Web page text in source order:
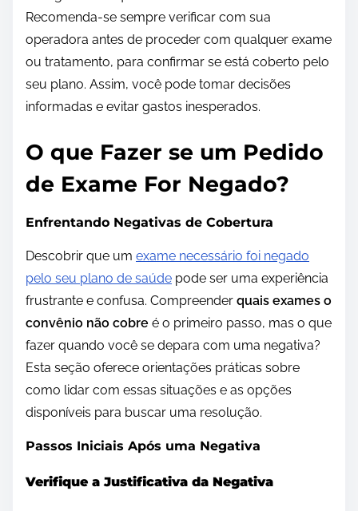
Recomenda-se sempre verificar com sua
operadora antes de proceder com qualquer exame
ou tratamento, para confirmar se está coberto pelo
seu plano. Assim, você pode tomar decisões
informadas e evitar gastos inesperados.
O que Fazer se um Pedido
de Exame For Negado?
Enfrentando Negativas de Cobertura
Descobrir que um exame necessário foi negado
pelo seu plano de saúde pode ser uma experiência
frustrante e confusa. Compreender quais exames o
convênio não cobre é o primeiro passo, mas o que
fazer quando você se depara com uma negativa?
Esta seção oferece orientações práticas sobre
como lidar com essas situações e as opções
disponíveis para buscar uma resolução.
Passos Iniciais Após uma Negativa
Verifique a Justificativa da Negativa